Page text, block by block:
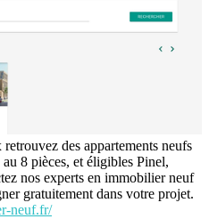
des appartements neufs
8 pièces, et éligibles Pinel,
nos experts en immobilier neuf
gratuitement dans votre projet.
neuf.fr/